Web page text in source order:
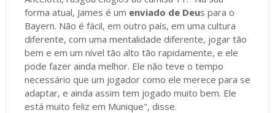
forma atual, James é um enviado de Deus para o
Bayern. Não é fácil, em outro país, em uma cultura
diferente, com uma mentalidade diferente, jogar tão
bem e em um nível tão alto tão rapidamente, e ele
pode fazer ainda melhor. Ele não teve o tempo
necessário que um jogador como ele merece para se
adaptar, e ainda assim tem jogado muito bem. Ele
está muito feliz em Munique", disse.